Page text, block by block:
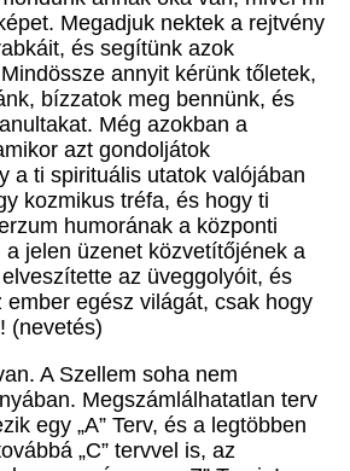
Megadjuk nektek a rejtvény
és segítünk azok
annyit kérünk tőletek,
bízzatok meg bennünk, és
Még azokban a
azt gondoljátok
a ti spirituális utatok valójában
kozmikus tréfa, és hogy ti
humorának a központi
jelen üzenet közvetítőjének a
az üveggolyóit, és
ember egész világát, csak hogy
(nevetés)
A Szellem soha nem
Megszámlálhatatlan terv
egy „A” Terv, és a legtöbben
„C” tervvel is, az